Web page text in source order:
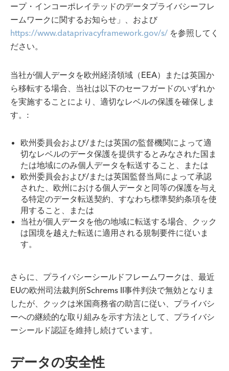
ープ・インコーポレイテッドのデータプライバシーフレ
ームワークに関するお知らせ」、および
https://www.dataprivacyframework.gov/s/ を参照してく
ださい。
当社が個人データを欧州経済領域（EEA）または英国か
ら移転する場合、当社は以下のセーフガードのいずれか
を実施することにより、適切なレベルの保護を確保しま
す。:
欧州委員会および/または英国の監督機関によって適
切なレベルのデータ保護を提供するとみなされた国ま
たは地域にのみ個人データを転送すること、または
欧州委員会および/または英国監督当局によって承認
された、欧州における個人データと同等の保護を与え
る特定のデータ転送契約、すなわち標準契約条項を使
用すること、または
当社が個人データを他の地域に転送する場合、クック
は国境を越えた転送に適用される規制要件に従いま
す。
さらに、プライバシーシールドフレームワークは、最近
EUの欧州司法裁判所Schrems II事件判決で無効となりま
したが、クックは米国商務省の助言に従い、プライバシ
ーへの継続的な取り組みを示す方法として、プライバシ
ーシールド認証を維持し続けています。
データの安全性